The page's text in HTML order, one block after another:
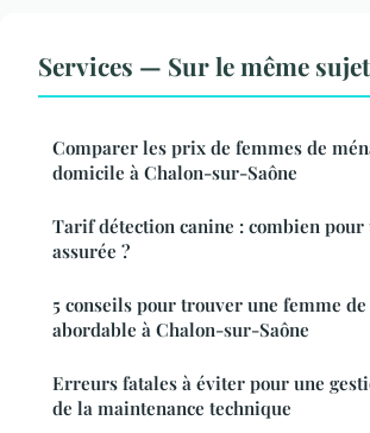
Services — Sur le même sujet
Comparer les prix de femmes de
domicile à Chalon-sur-Saône
Tarif détection canine : combien pour
assurée ?
5 conseils pour trouver une femme de
abordable à Chalon-sur-Saône
Erreurs fatales à éviter pour une
de la maintenance technique